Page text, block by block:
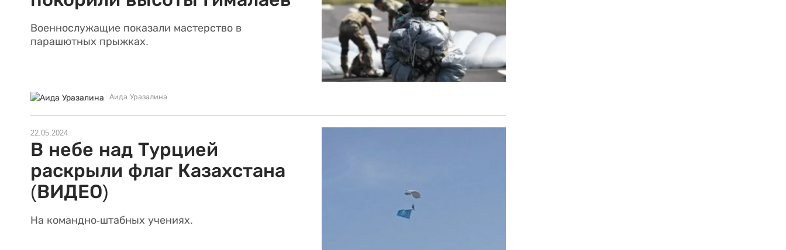
Военнослужащие показали мастерство в
парашютных прыжках.
Аида Уразалина
22.05.2024
В небе над Турцией
раскрыли флаг Казахстана
(ВИДЕО)
На командно-штабных учениях.